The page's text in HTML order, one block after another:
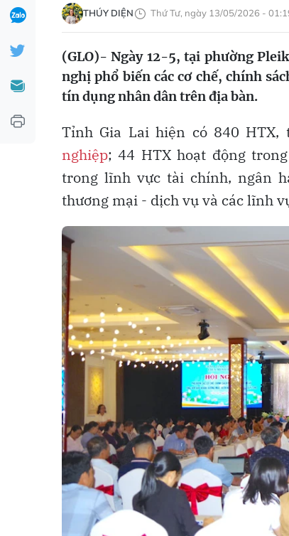
THÚY DIỆN Thứ Tư, ngày 13/05/2026 -
(GLO)- Ngày 12-5, tại phường
nghị phổ biến các cơ chế, chính
tín dụng nhân dân trên địa bàn.
Tỉnh Gia Lai hiện có 840
nghiệp; 44 HTX hoạt động
trong lĩnh vực tài chính, ngân
thương mại - dịch vụ và các lĩnh